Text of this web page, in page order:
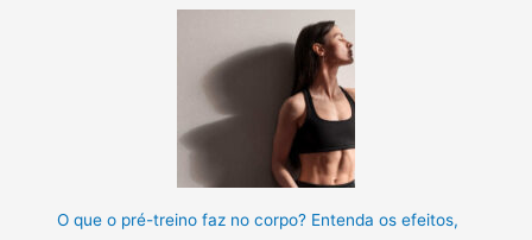
O que o pré-treino faz no corpo? Entenda os efeitos,